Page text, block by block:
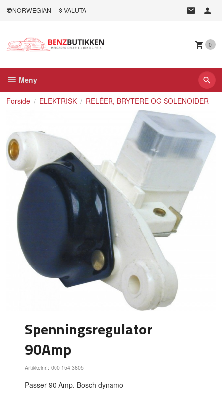
NORWEGIAN VALUTA
0
Meny
Forside ELEKTRISK RELÉER, BRYTERE OG SOLENOIDER
Spenningsregulator
90Amp
Artikkelnr.: 000 154 3605
Passer 90 Amp. Bosch dynamo